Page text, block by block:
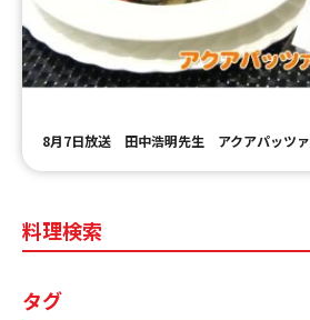
ＹＢＣオンデマンド
やまがた情熱市場
8月7日放送 田中浩明先生 アクアパッツァ
料理検索
タグ